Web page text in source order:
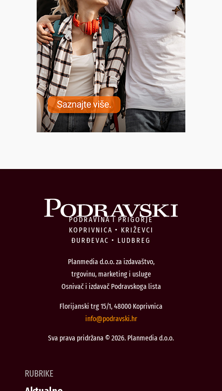
PODRAVINA I PRIGORJE
KOPRIVNICA • KRIŽEVCI
ĐURĐEVAC • LUDBREG
Planmedia d.o.o. za izdavaštvo,
trgovinu, marketing i usluge
Osnivač i izdavač Podravskoga lista
Florijanski trg 15/1, 48000 Koprivnica
rh.iksvardop
@ofni
Sva prava pridržana © 2026. Planmedia d.o.o.
RUBRIKE